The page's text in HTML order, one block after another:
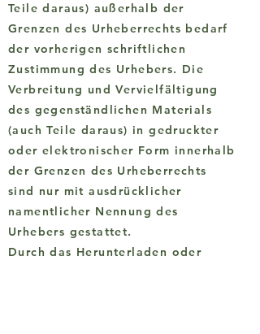
Teile daraus) außerhalb der
Grenzen des Urheberrechts bedarf
der vorherigen schriftlichen
Zustimmung des Urhebers. Die
Verbreitung und Vervielfältigung
des gegenständlichen Materials
(auch Teile daraus) in gedruckter
oder elektronischer Form innerhalb
der Grenzen des Urheberrechts
sind nur mit ausdrücklicher
namentlicher Nennung des
Urhebers gestattet.
Durch das Herunterladen oder